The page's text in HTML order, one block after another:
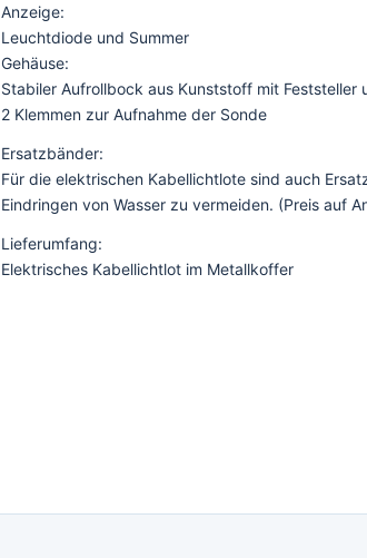
Anzeige:
Leuchtdiode und Summer
Gehäuse:
Stabiler Aufrollbock aus Kunststoff mit
2 Klemmen zur Aufnahme der Sonde
Ersatzbänder:
Für die elektrischen Kabellichtlote sind auch
Eindringen von Wasser zu vermeiden. (Preis auf
Lieferumfang:
Elektrisches Kabellichtlot im Metallkoffer